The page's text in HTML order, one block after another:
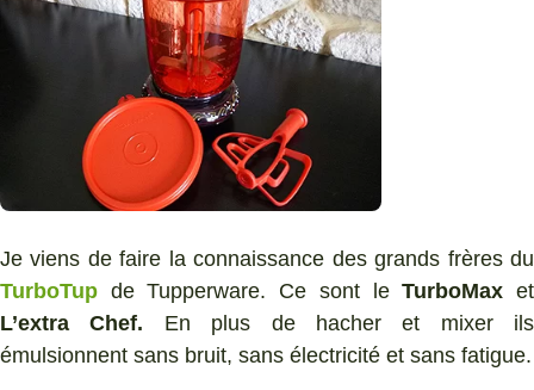
Je viens de faire la connaissance des grands frères du
TurboTup de Tupperware. Ce sont leTurboMax et
L’extra Chef. En plus de hacher et mixer ils
émulsionnent sans bruit, sans électricité et sans fatigue.